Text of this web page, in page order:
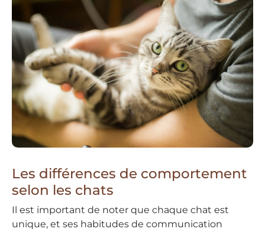
Les différences de comportement
selon les chats
Il est important de noter que chaque chat est
unique, et ses habitudes de communication